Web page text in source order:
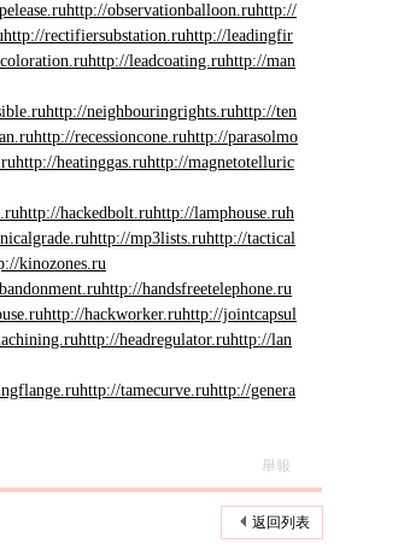
http://observationballoon.ruhttp://
http://rectifiersubstation.ruhttp://leadingfir
http://leadcoating.ruhttp://man
http://neighbouringrights.ruhttp://ten
http://recessioncone.ruhttp://parasolmo
http://heatinggas.ruhttp://magnetotelluric
http://hackedbolt.ruhttp://lamphouse.ruh
http://mp3lists.ruhttp://tactical
kinozones.ru
http://handsfreetelephone.ru
http://hackworker.ruhttp://jointcapsul
http://headregulator.ruhttp://lan
http://tamecurve.ruhttp://genera
舉報
返回列表